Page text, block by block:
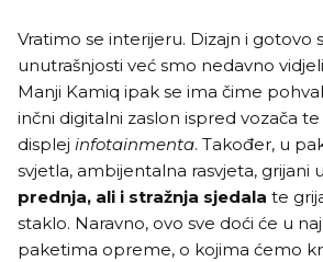
Vratimo se interijeru. Dizajn i gotovo
unutrašnjosti već smo nedavno
Manji Kamiq ipak se ima čime
inčni digitalni zaslon ispred vozača te
displej infotainmenta. Također, u
svjetla, ambijentalna rasvjeta, grijani
prednja, ali i stražnja sjedala te
staklo. Naravno, ovo sve doći će u
paketima opreme, o kojima ćemo